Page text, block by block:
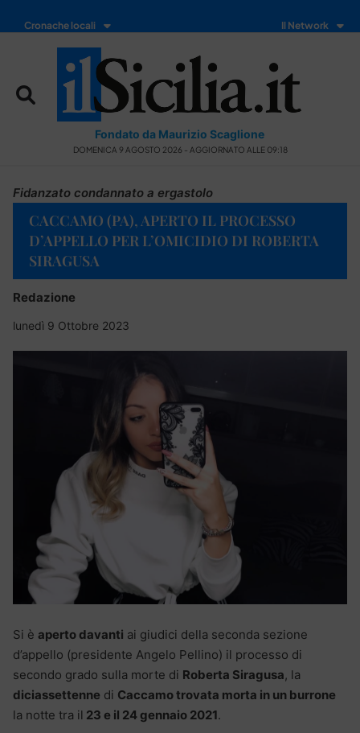
Cronache locali Il Network
Fondato da Maurizio Scaglione
DOMENICA 9 AGOSTO 2026 - AGGIORNATO ALLE 09:18
Fidanzato condannato a ergastolo
CACCAMO (PA), APERTO IL PROCESSO
D’APPELLO PER L’OMICIDIO DI ROBERTA
SIRAGUSA
Redazione
lunedì 9 Ottobre 2023
Si è aperto davanti ai giudici della seconda sezione
d’appello (presidente Angelo Pellino) il processo di
secondo grado sulla morte di Roberta Siragusa, la
diciassettenne di Caccamo trovata morta in un burrone
la notte tra il 23 e il 24 gennaio 2021.